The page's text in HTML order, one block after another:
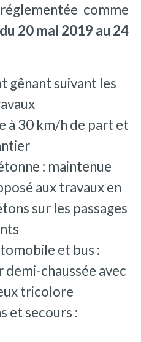
comme
du 20 mai 2019 au 24
gênant suivant les
à 30 km/h de part et
: maintenue
aux travaux en
sur les passages
et bus :
demi-chaussée avec
tricolore
et secours :